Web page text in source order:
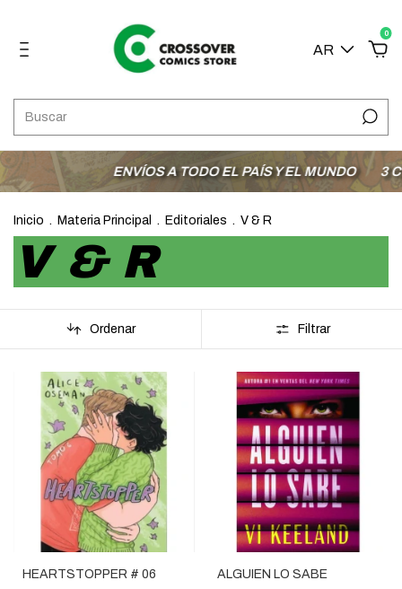
AR
0
ENVÍOS A TODO EL PAÍS Y EL MUNDO 3
Inicio . Materia Principal . Editoriales . V & R
V & R
Ordenar Filtrar
HEARTSTOPPER # 06 ALGUIEN LO SABE